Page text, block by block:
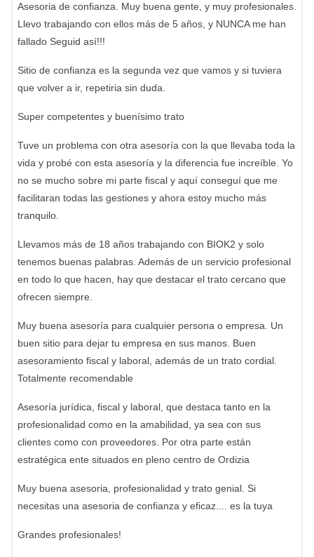
Asesoria de confianza. Muy buena gente, y muy profesionales.
Llevo trabajando con ellos más de 5 años, y NUNCA me han
fallado Seguid así!!!
Sitio de confianza es la segunda vez que vamos y si tuviera
que volver a ir, repetiria sin duda.
Super competentes y buenísimo trato
Tuve un problema con otra asesoría con la que llevaba toda la
vida y probé con esta asesoría y la diferencia fue increíble. Yo
no se mucho sobre mi parte fiscal y aquí conseguí que me
facilitaran todas las gestiones y ahora estoy mucho más
tranquilo.
Llevamos más de 18 años trabajando con BIOK2 y solo
tenemos buenas palabras. Además de un servicio profesional
en todo lo que hacen, hay que destacar el trato cercano que
ofrecen siempre.
Muy buena asesoría para cualquier persona o empresa. Un
buen sitio para dejar tu empresa en sus manos. Buen
asesoramiento fiscal y laboral, además de un trato cordial.
Totalmente recomendable
Asesoría jurídica, fiscal y laboral, que destaca tanto en la
profesionalidad como en la amabilidad, ya sea con sus
clientes como con proveedores. Por otra parte están
estratégica ente situados en pleno centro de Ordizia
Muy buena asesoria, profesionalidad y trato genial. Si
necesitas una asesoria de confianza y eficaz.... es la tuya
Grandes profesionales!